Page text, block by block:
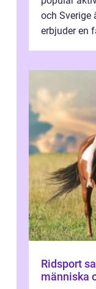
och Sverige
erbjuder en
Ridsport samspelet mellan häst,
människa